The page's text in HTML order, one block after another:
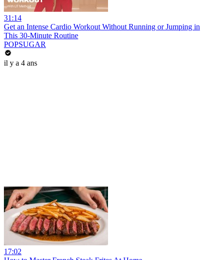
31:14
Get an Intense Cardio Workout Without Running or Jumping in
This 30-Minute Routine
POPSUGAR
il y a 4 ans
17:02